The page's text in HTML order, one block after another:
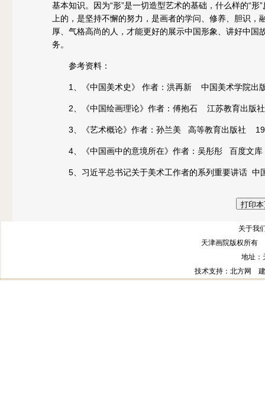
基本知识。因为“形”是一切造型艺术的基础，什么样的“形
上的，是坚持不懈的努力，是画者的学问、修养、胆识
厚、气格高尚的人，才能更好的展示中国形象、讲好中
务。
参考资料：
1、《中国美术史》 作者：洪再新 中国美术学院出
2、《中国绘画理论》作者：傅抱石 江苏教育出版
3、《艺术概论》作者：孙兰美 高等教育出版社
4、《中国画中的意境所在》作者：吴彤彤 百度文库
5、习近平总书记关于美术工作者的系列重要讲话 中
关于
天津画院版权所有
地址：
技术支持 ：北方网 建